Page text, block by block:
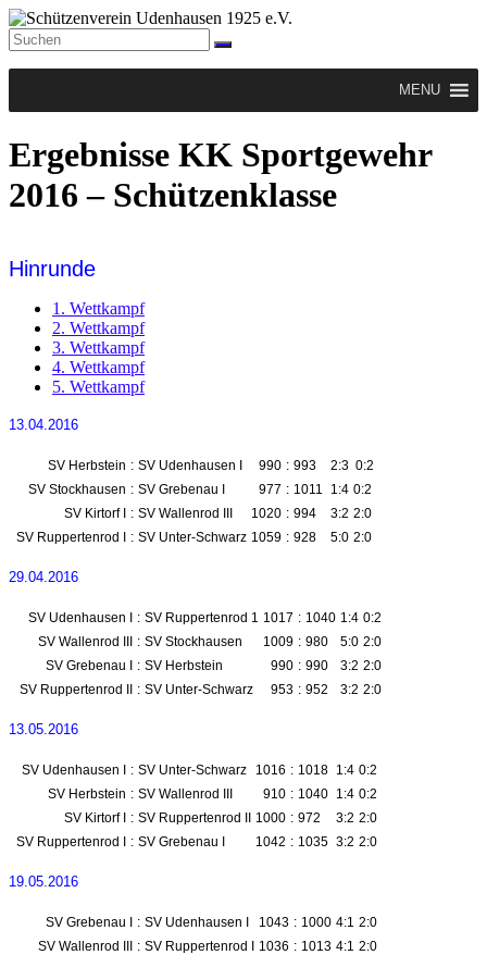
Zum
Inhalt
springen
Schützenverein
1925
Der
Schützenverein
Udenhausen
wurde
gegründet
feiert
2025
Bestehen.
Menü
MENU
Ergebnisse KK Sportgewehr
2016 – Schützenklasse
Hinrunde
1. Wettkampf
2. Wettkampf
3. Wettkampf
4. Wettkampf
5. Wettkampf
13.04.2016
SV Herbstein : SV Udenhausen I 990 : 993 2:3 0:2
SV Stockhausen : SV Grebenau I 977 : 1011 1:4 0:2
SV Kirtorf I : SV Wallenrod III 1020 : 994 3:2 2:0
SV Ruppertenrod I : SV Unter-Schwarz 1059 : 928 5:0 2:0
29.04.2016
SV Udenhausen I : SV Ruppertenrod 1 1017 : 1040 1:4 0:2
SV Wallenrod III : SV Stockhausen 1009 : 980 5:0 2:0
SV Grebenau I : SV Herbstein 990 : 990 3:2 2:0
SV Ruppertenrod II : SV Unter-Schwarz 953 : 952 3:2 2:0
13.05.2016
SV Udenhausen I : SV Unter-Schwarz 1016 : 1018 1:4 0:2
SV Herbstein : SV Wallenrod III 910 : 1040 1:4 0:2
SV Kirtorf I : SV Ruppertenrod II 1000 : 972 3:2 2:0
SV Ruppertenrod I : SV Grebenau I 1042 : 1035 3:2 2:0
19.05.2016
SV Grebenau I : SV Udenhausen I 1043 : 1000 4:1 2:0
SV Wallenrod III : SV Ruppertenrod I 1036 : 1013 4:1 2:0